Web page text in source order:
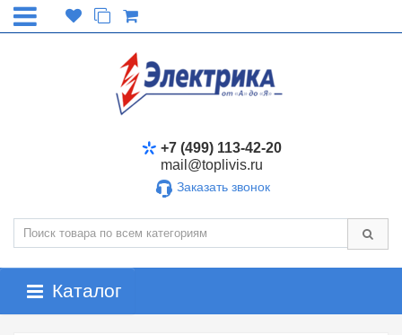
+7 (499) 113-42-20
mail@toplivis.ru
Заказать звонок
Каталог